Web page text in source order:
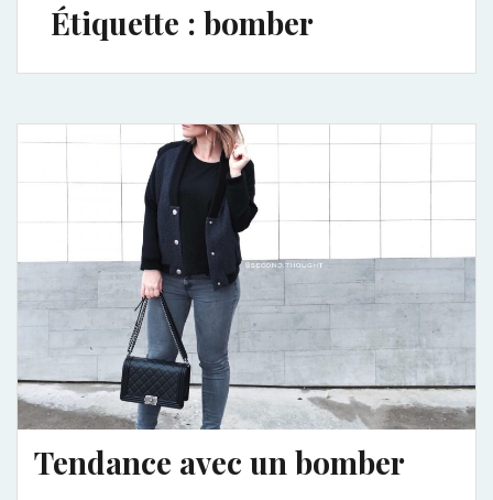
Étiquette : bomber
Tendance avec un bomber